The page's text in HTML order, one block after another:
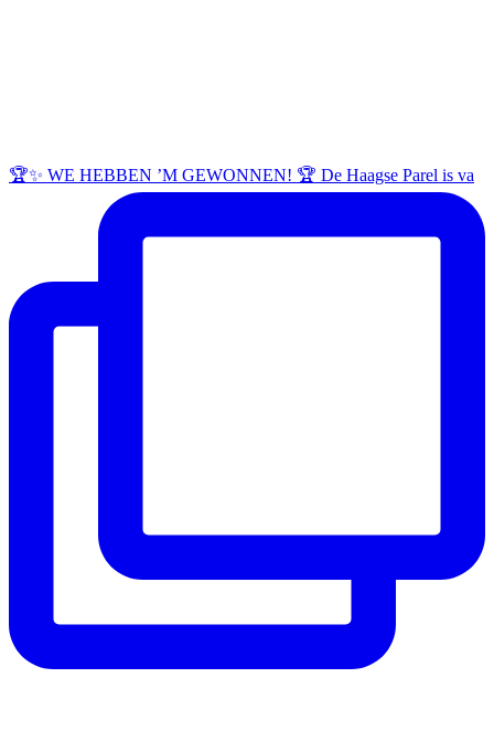
🏆✨ WE HEBBEN ’M GEWONNEN! 🏆 De Haagse Parel is va